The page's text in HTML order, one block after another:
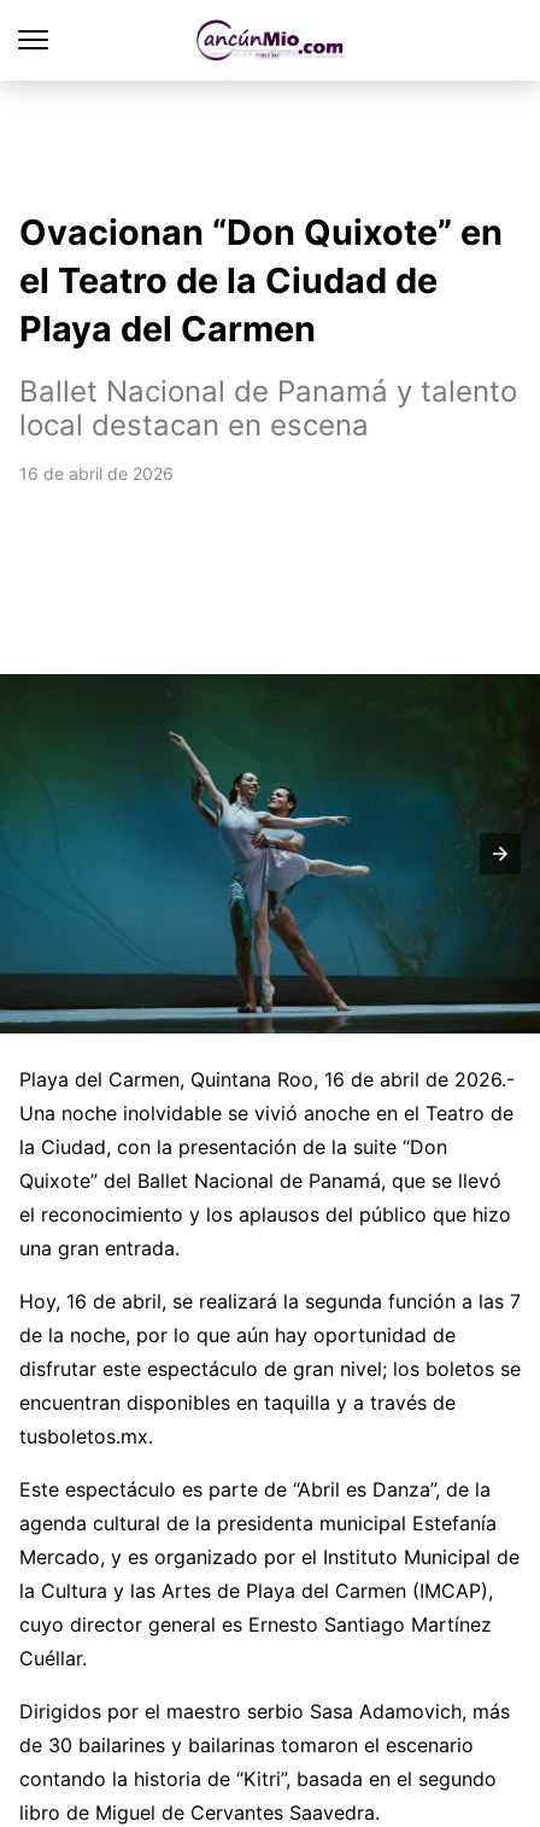
Ovacionan “Don Quixote” en
el Teatro de la Ciudad de
Playa del Carmen
Ballet Nacional de Panamá y talento
local destacan en escena
16 de abril de 2026
Playa del Carmen, Quintana Roo, 16 de abril de 2026.-
Una noche inolvidable se vivió anoche en el Teatro de
la Ciudad, con la presentación de la suite “Don
Quixote” del Ballet Nacional de Panamá, que se llevó
el reconocimiento y los aplausos del público que hizo
una gran entrada.
Hoy, 16 de abril, se realizará la segunda función a las 7
de la noche, por lo que aún hay oportunidad de
disfrutar este espectáculo de gran nivel; los boletos se
encuentran disponibles en taquilla y a través de
tusboletos.mx.
Este espectáculo es parte de “Abril es Danza”, de la
agenda cultural de la presidenta municipal Estefanía
Mercado, y es organizado por el Instituto Municipal de
la Cultura y las Artes de Playa del Carmen (IMCAP),
cuyo director general es Ernesto Santiago Martínez
Cuéllar.
Dirigidos por el maestro serbio Sasa Adamovich, más
de 30 bailarines y bailarinas tomaron el escenario
contando la historia de “Kitri”, basada en el segundo
libro de Miguel de Cervantes Saavedra.